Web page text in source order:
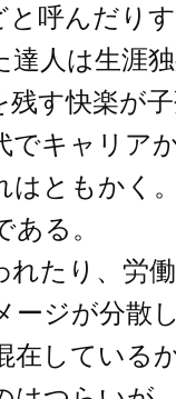
と呼んだり
達人は生涯
残す快楽が
でキャリア
はともかく
る。
れたり、労
ージが分散
在している